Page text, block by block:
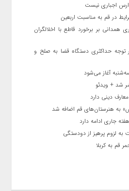
اجباری نیست
همدانی بر برخورد قاطع با اخلالگران
توجه حداکثری دستگاه قضا به صلح و
آغاز می‌شود
شد + ویدئو
دینی دارد
به هنرستان‌های قم اضافه شد
جاری ادامه دارد
به لزوم پرهیز از دودستگی